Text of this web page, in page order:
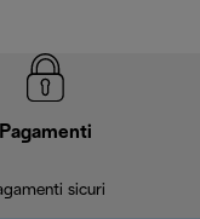
Pagamenti
sicuri